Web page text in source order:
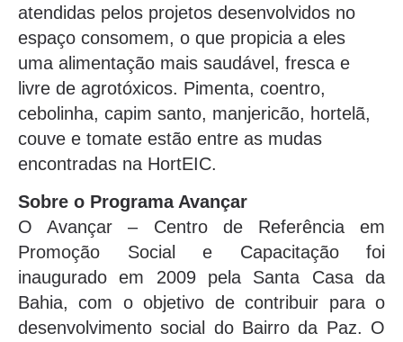
atendidas pelos projetos desenvolvidos no
espaço consomem, o que propicia a eles
uma alimentação mais saudável, fresca e
livre de agrotóxicos. Pimenta, coentro,
cebolinha, capim santo, manjericão, hortelã,
couve e tomate estão entre as mudas
encontradas na HortEIC.
Sobre o Programa Avançar
O Avançar – Centro de Referência em
Promoção Social e Capacitação foi
inaugurado em 2009 pela Santa Casa da
Bahia, com o objetivo de contribuir para o
desenvolvimento social do Bairro da Paz. O